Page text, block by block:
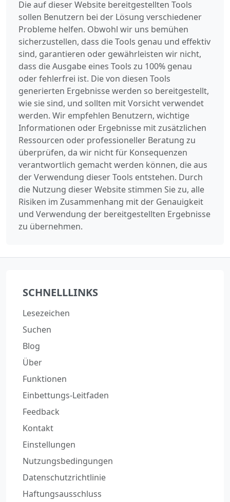
Die auf dieser Website bereitgestellten Tools
sollen Benutzern bei der Lösung verschiedener
Probleme helfen. Obwohl wir uns bemühen
sicherzustellen, dass die Tools genau und effektiv
sind, garantieren oder gewährleisten wir nicht,
dass die Ausgabe eines Tools zu 100% genau
oder fehlerfrei ist. Die von diesen Tools
generierten Ergebnisse werden so bereitgestellt,
wie sie sind, und sollten mit Vorsicht verwendet
werden. Wir empfehlen Benutzern, wichtige
Informationen oder Ergebnisse mit zusätzlichen
Ressourcen oder professioneller Beratung zu
überprüfen, da wir nicht für Konsequenzen
verantwortlich gemacht werden können, die aus
der Verwendung dieser Tools entstehen. Durch
die Nutzung dieser Website stimmen Sie zu, alle
Risiken im Zusammenhang mit der Genauigkeit
und Verwendung der bereitgestellten Ergebnisse
zu übernehmen.
SCHNELLLINKS
Lesezeichen
Suchen
Blog
Über
Funktionen
Einbettungs-Leitfaden
Feedback
Kontakt
Einstellungen
Nutzungsbedingungen
Datenschutzrichtlinie
Haftungsausschluss